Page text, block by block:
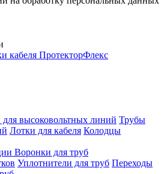
высоковольтных линий Трубы
Лотки для кабеля Колодцы
Воронки для труб
Уплотнители для труб Переходы